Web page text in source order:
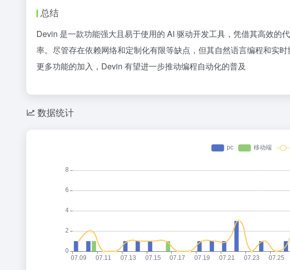
总结
Devin 是一款功能强大且易于使用的 AI 驱动开发工具，凭借其高效的
率。尽管存在依赖网络和定制化有限等缺点，但其自然语言编程和实
更多功能的加入，Devin 有望进一步推动编程自动化的普及
数据统计